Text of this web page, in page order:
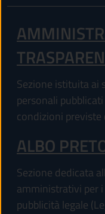
Sezione istituita ai
personali
condizioni
ALBO
Sezione dedicata
amministrativi per
pubblicità legale